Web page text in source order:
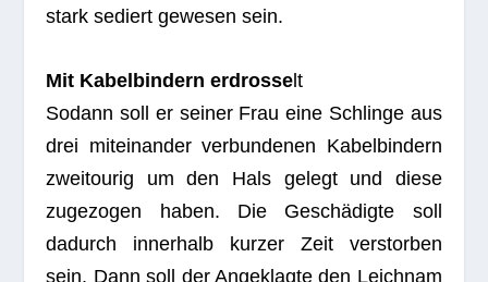
stark sediert gewe­sen sein.
Mit Kabel­bin­dern erdrosselt
Sodann soll er sei­ner Frau eine Schlinge aus
drei mit­ein­an­der ver­bun­de­nen Kabel­bin­dern
zwei­tou­rig um den Hals gelegt und diese
zuge­zo­gen haben. Die Geschädigte soll
dadurch inner­halb kur­zer Zeit ver­stor­ben
sein. Dann soll der Ange­klagte den Leich­nam